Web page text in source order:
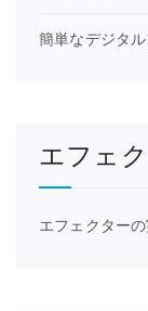
簡単なデジタ
エフェ
エフェクター